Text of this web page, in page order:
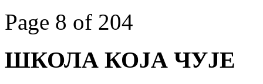
Page 8 of 204
ШКОЛА КОЈА ЧУЈЕ